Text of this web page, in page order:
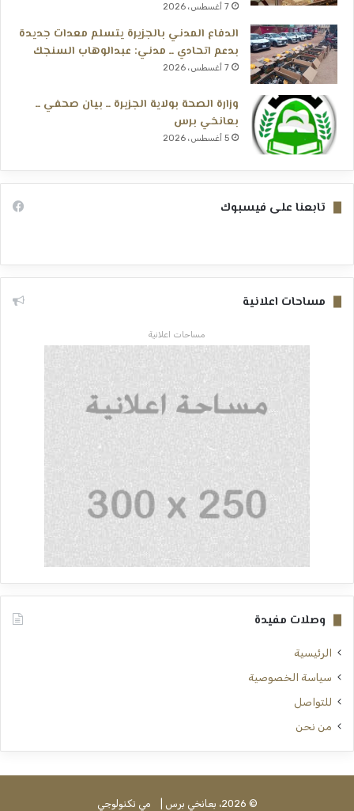
7 أغسطس، 2026
الدفاع المدني بالجزيرة يتسلم معدات جديدة
بدعم اتحادي ــ مدني: عبدالوهاب السنجك
7 أغسطس، 2026
وزارة الصحة بولاية الجزيرة ــ بيان صحفي ــ
بعانخي برس
5 أغسطس، 2026
تابعنا على فيسبوك
مساحات اعلانية
مساحات اعلانية
وصلات مفيدة
الرئيسية
سياسة الخصوصية
للتواصل
من نحن
© 2026، بعانخي برس | مي تكنولوجي